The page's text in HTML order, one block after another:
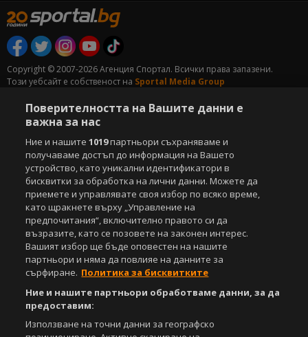
Copyright © 2007-2026 Агенция Спортал. Всички права запазени.
Този уебсайт е собственост на Sportal Media Group
За нас Екип За рекламa
Общи условия
Етични правила на НСС
Управление на предпочитания
Съдържанието на този уеб сайт и технологиите, използвани в него, са
под закрила на Закона за авторското право и сродните му права.
Всички статии, репортажи, интервюта и други текстови, графични и
видео материали, публикувани в сайта, са собственост на Агенция
Спортал, освен ако изрично е посочено друго. Допуска се
публикуване на текстови материали само след писмено съгласие на
Агенция Спортал, посочване на източника и добавяне на линк към
www.sportal.bg. Използването на графични и видео материали,
публикувани в сайта, е строго забранено. Нарушителите ще бъдат
санкционирани с цялата строгост на закона.
СвалиБЕЗПЛАТНОТО
Android
Поверителността на Вашите данни е
важна за нас
Ние и нашите1019партньори съхраняваме и
получаваме достъп до информация на Вашето
устройство, като уникални идентификатори в
бисквитки за обработка на лични данни. Можете да
приемете и управлявате своя избор по всяко време,
като щракнете върху „Управление на
предпочитания“, включително правото си да
възразите, като се позовете на законен интерес.
Вашият избор ще бъде оповестен на нашите
партньори и няма да повлияе на данните за
сърфиране. Политика за бисквитките
Ние и нашите партньори обработваме данни, за да
предоставим:
Използване на точни данни за географско